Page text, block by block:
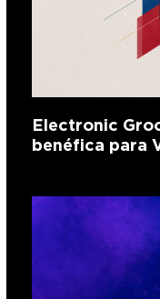
Electronic
benéfica para